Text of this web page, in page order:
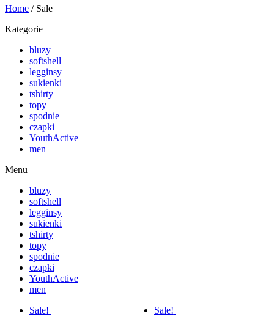
Home / Sale
Kategorie
bluzy
softshell
legginsy
sukienki
tshirty
topy
spodnie
czapki
YouthActive
men
Menu
bluzy
softshell
legginsy
sukienki
tshirty
topy
spodnie
czapki
YouthActive
men
Sale!
Sale!